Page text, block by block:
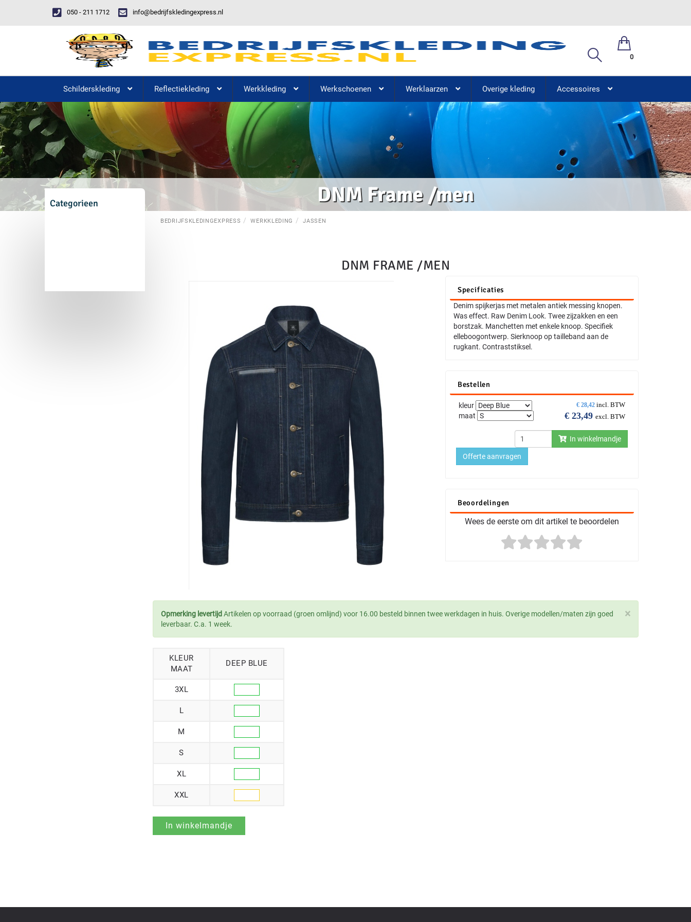
050 - 211 1712 info@bedrijfskledingexpress.nl
0
Schilderskleding Reflectiekleding Werkkleding Werkschoenen Werklaarzen Overige kleding Accessoires
DNM Frame /men
BEDRIJFSKLEDINGEXPRESS WERKKLEDING JASSEN
DNM FRAME /MEN
Specificaties
Denim spijkerjas met metalen antiek messing knopen.
Was effect. Raw Denim Look. Twee zijzakken en een
borstzak. Manchetten met enkele knoop. Specifiek
elleboogontwerp. Sierknoop op tailleband aan de
rugkant. Contraststiksel.
Bestellen
€ 28,42 incl. BTW
€ 23,49 excl. BTW
kleur
maat
In winkelmandje
Offerte aanvragen
Beoordelingen
Wees de eerste om dit artikel te beoordelen
×
Opmerking levertijd Artikelen op voorraad (groen omlijnd) voor 16.00 besteld binnen twee werkdagen in huis. Overige modellen/maten zijn goed
leverbaar. C.a. 1 week.
KLEUR
MAAT
DEEP BLUE
3XL
L
M
S
XL
XXL
Categorieen